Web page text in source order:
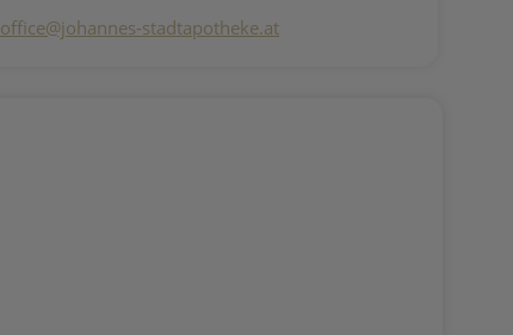
office@johannes-stadtapotheke.at